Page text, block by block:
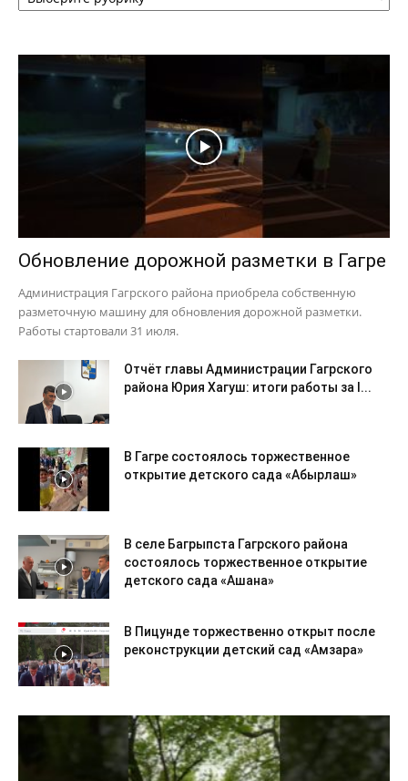
Обновление дорожной разметки в Гагре
Администрация Гагрского района приобрела собственную
разметочную машину для обновления дорожной разметки.
Работы стартовали 31 июля.
Отчёт главы Администрации Гагрского
района Юрия Хагуш: итоги работы за I...
В Гагре состоялось торжественное
открытие детского сада «Абырлаш»
В селе Багрыпста Гагрского района
состоялось торжественное открытие
детского сада «Ашана»
В Пицунде торжественно открыт после
реконструкции детский сад «Амзара»